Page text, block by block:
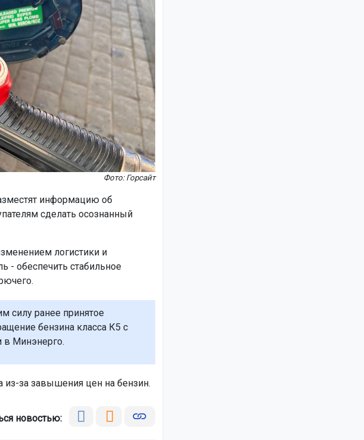
Фото: Горсайт
информацию об
сделать осознанный
логистики и
- обеспечить стабильное
силу ранее принятое
бензина класса К5 с
Минэнерго.
за завышения цен на бензин.
новостью: